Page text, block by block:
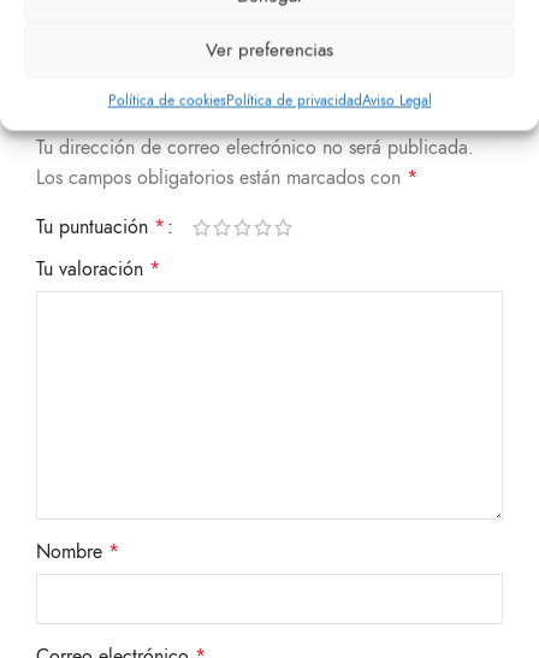
Ver preferencias
Política de cookiesPolítica de privacidadAviso Legal
No hay valoraciones aún.
Sé el primero en valorar “Arandela mueble”
Tu dirección de correo electrónico no será publicada.
Los campos obligatorios están marcados con *
Tu puntuación *
Tu valoración *
Nombre *